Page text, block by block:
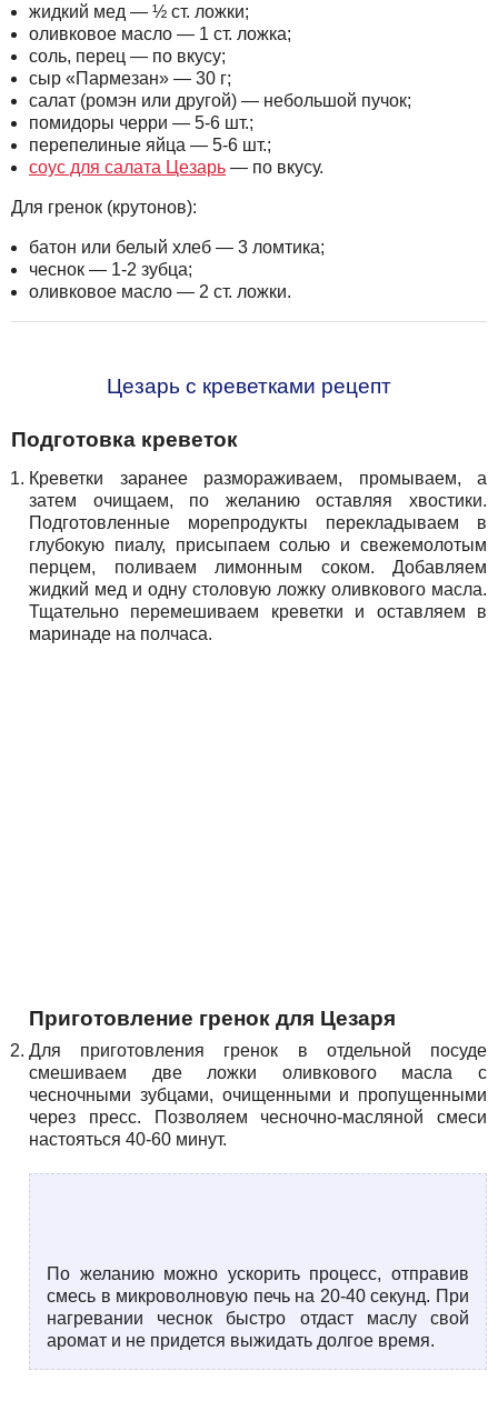
жидкий мед — ½ ст. ложки;
оливковое масло — 1 ст. ложка;
соль, перец — по вкусу;
сыр «Пармезан» — 30 г;
салат (ромэн или другой) — небольшой пучок;
помидоры черри — 5-6 шт.;
перепелиные яйца — 5-6 шт.;
соус для салата Цезарь — по вкусу.
Для гренок (крутонов):
батон или белый хлеб — 3 ломтика;
чеснок — 1-2 зубца;
оливковое масло — 2 ст. ложки.
Цезарь с креветками рецепт
Подготовка креветок
Креветки заранее размораживаем, промываем, а
затем очищаем, по желанию оставляя хвостики.
Подготовленные морепродукты перекладываем в
глубокую пиалу, присыпаем солью и свежемолотым
перцем, поливаем лимонным соком. Добавляем
жидкий мед и одну столовую ложку оливкового масла.
Тщательно перемешиваем креветки и оставляем в
маринаде на полчаса.
Приготовление гренок для Цезаря
Для приготовления гренок в отдельной посуде
смешиваем две ложки оливкового масла с
чесночными зубцами, очищенными и пропущенными
через пресс. Позволяем чесночно-масляной смеси
настояться 40-60 минут.
По желанию можно ускорить процесс, отправив
смесь в микроволновую печь на 20-40 секунд. При
нагревании чеснок быстро отдаст маслу свой
аромат и не придется выжидать долгое время.